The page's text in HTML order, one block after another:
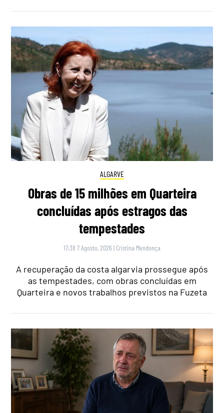
ALGARVE
Obras de 15 milhões em Quarteira
concluídas após estragos das
tempestades
17:38 7 Agosto, 2026 | Cristina Mendonça
A recuperação da costa algarvia prossegue após
as tempestades, com obras concluídas em
Quarteira e novos trabalhos previstos na Fuzeta